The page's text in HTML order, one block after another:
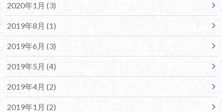
2020年1月 (3)
2019年8月 (1)
2019年6月 (3)
2019年5月 (4)
2019年4月 (2)
2019年1月 (2)